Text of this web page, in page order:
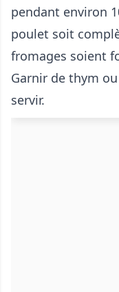
pendant environ
poulet soit
fromages soient
Garnir de thym
servir.